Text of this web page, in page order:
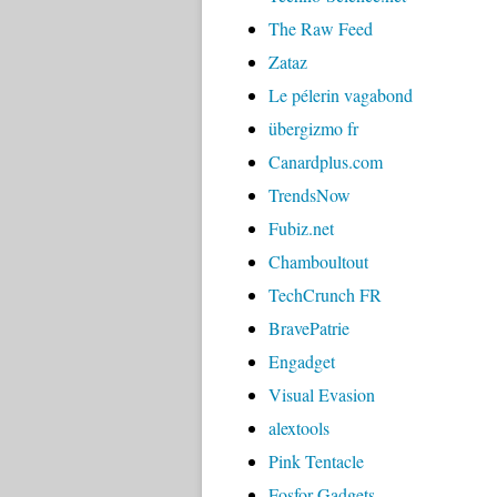
The Raw Feed
Zataz
Le pélerin vagabond
übergizmo fr
Canardplus.com
TrendsNow
Fubiz.net
Chamboultout
TechCrunch FR
BravePatrie
Engadget
Visual Evasion
alextools
Pink Tentacle